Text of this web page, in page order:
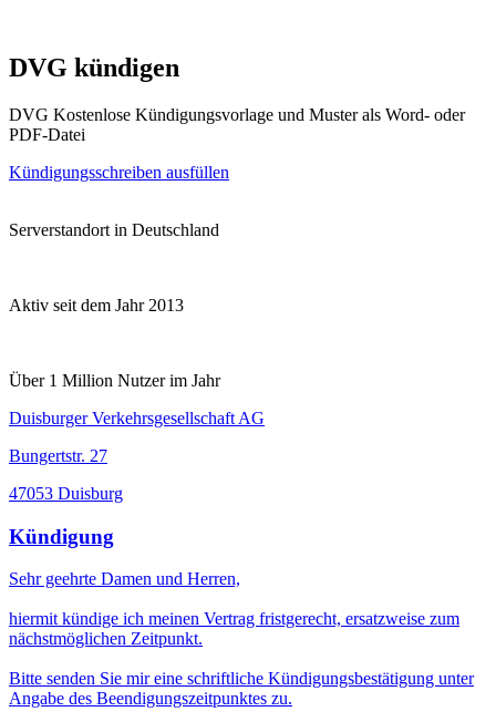
DVG kündigen
DVG Kostenlose Kündigungsvorlage und Muster als Word- oder
PDF-Datei
Kündigungsschreiben ausfüllen
Serverstandort in Deutschland
Aktiv seit dem Jahr 2013
Über 1 Million Nutzer im Jahr
Duisburger Verkehrsgesellschaft AG
Bungertstr. 27
47053 Duisburg
Kündigung
Sehr geehrte Damen und Herren,
hiermit kündige ich meinen Vertrag fristgerecht, ersatzweise zum
nächstmöglichen Zeitpunkt.
Bitte senden Sie mir eine schriftliche Kündigungsbestätigung unter
Angabe des Beendigungszeitpunktes zu.